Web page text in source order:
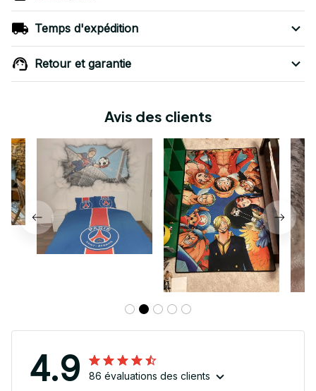
Temps d'expédition
Retour et garantie
Avis des clients
4.9 86 évaluations des clients